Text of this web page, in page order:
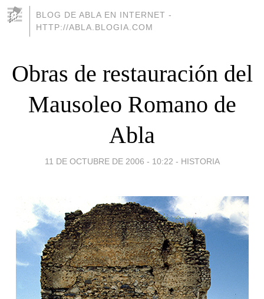
BLOG DE ABLA EN INTERNET -
HTTP://ABLA.BLOGIA.COM
Obras de restauración del
Mausoleo Romano de
Abla
11 DE OCTUBRE DE 2006 - 10:22 - HISTORIA